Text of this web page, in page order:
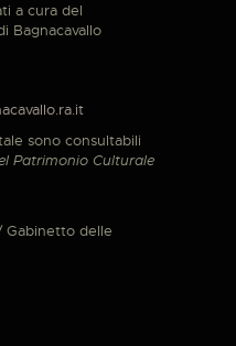
a cura del
Bagnacavallo
sono consultabili
Patrimonio Culturale
Gabinetto delle